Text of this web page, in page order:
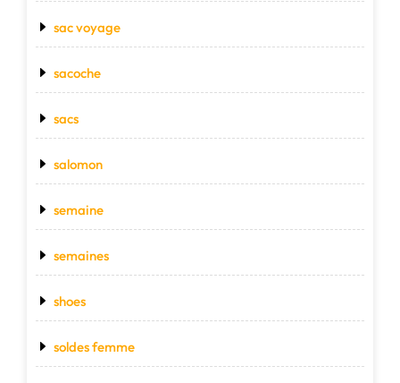
sac voyage
sacoche
sacs
salomon
semaine
semaines
shoes
soldes femme